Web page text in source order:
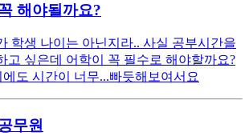
해야될까요?
학생 나이는 아닌지라.. 사실 공부시간을
고 싶은데 어학이 꼭 필수로 해야할까요?
에도 시간이 너무...빠듯해보여서요
무원